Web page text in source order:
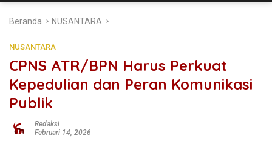
Beranda NUSANTARA
NUSANTARA
CPNS ATR/BPN Harus Perkuat
Kepedulian dan Peran Komunikasi
Publik
Redaksi
Februari 14, 2026